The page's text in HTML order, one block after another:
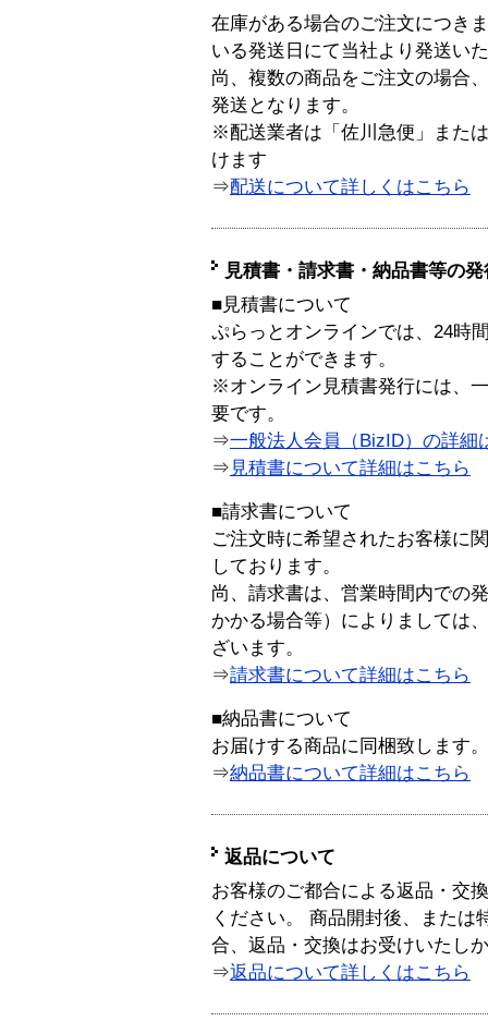
在庫がある場合のご注文につき
いる発送日にて当社より発送い
尚、複数の商品をご注文の場合
発送となります。
※配送業者は「佐川急便」また
けます
⇒配送について詳しくはこちら
見積書・請求書・納品書等の
■見積書について
ぷらっとオンラインでは、24時
することができます。
※オンライン見積書発行には、
要です。
⇒一般法人会員（BizID）の詳細
⇒ 見積書について詳細はこちら
■請求書について
ご注文時に希望されたお客様に
しております。
尚、請求書は、営業時間内での
かかる場合等）によりましては
ざいます。
⇒請求書について詳細はこちら
■納品書について
お届けする商品に同梱致します。
⇒納品書について詳細はこちら
返品について
お客様のご都合による返品・交
ください。 商品開封後、または
合、返品・交換はお受けいたし
⇒返品について詳しくはこちら